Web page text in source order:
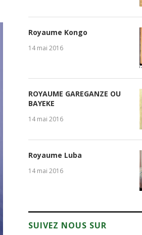
Royaume Kongo
14 mai 2016
ROYAUME GAREGANZE OU
BAYEKE
14 mai 2016
Royaume Luba
14 mai 2016
SUIVEZ NOUS SUR